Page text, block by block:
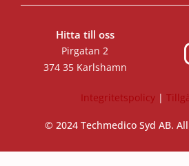
Integritetspolicy|
© 2024 Techmedico Syd AB.
Hitta till oss
Pirgatan 2
374 35 Karlshamn